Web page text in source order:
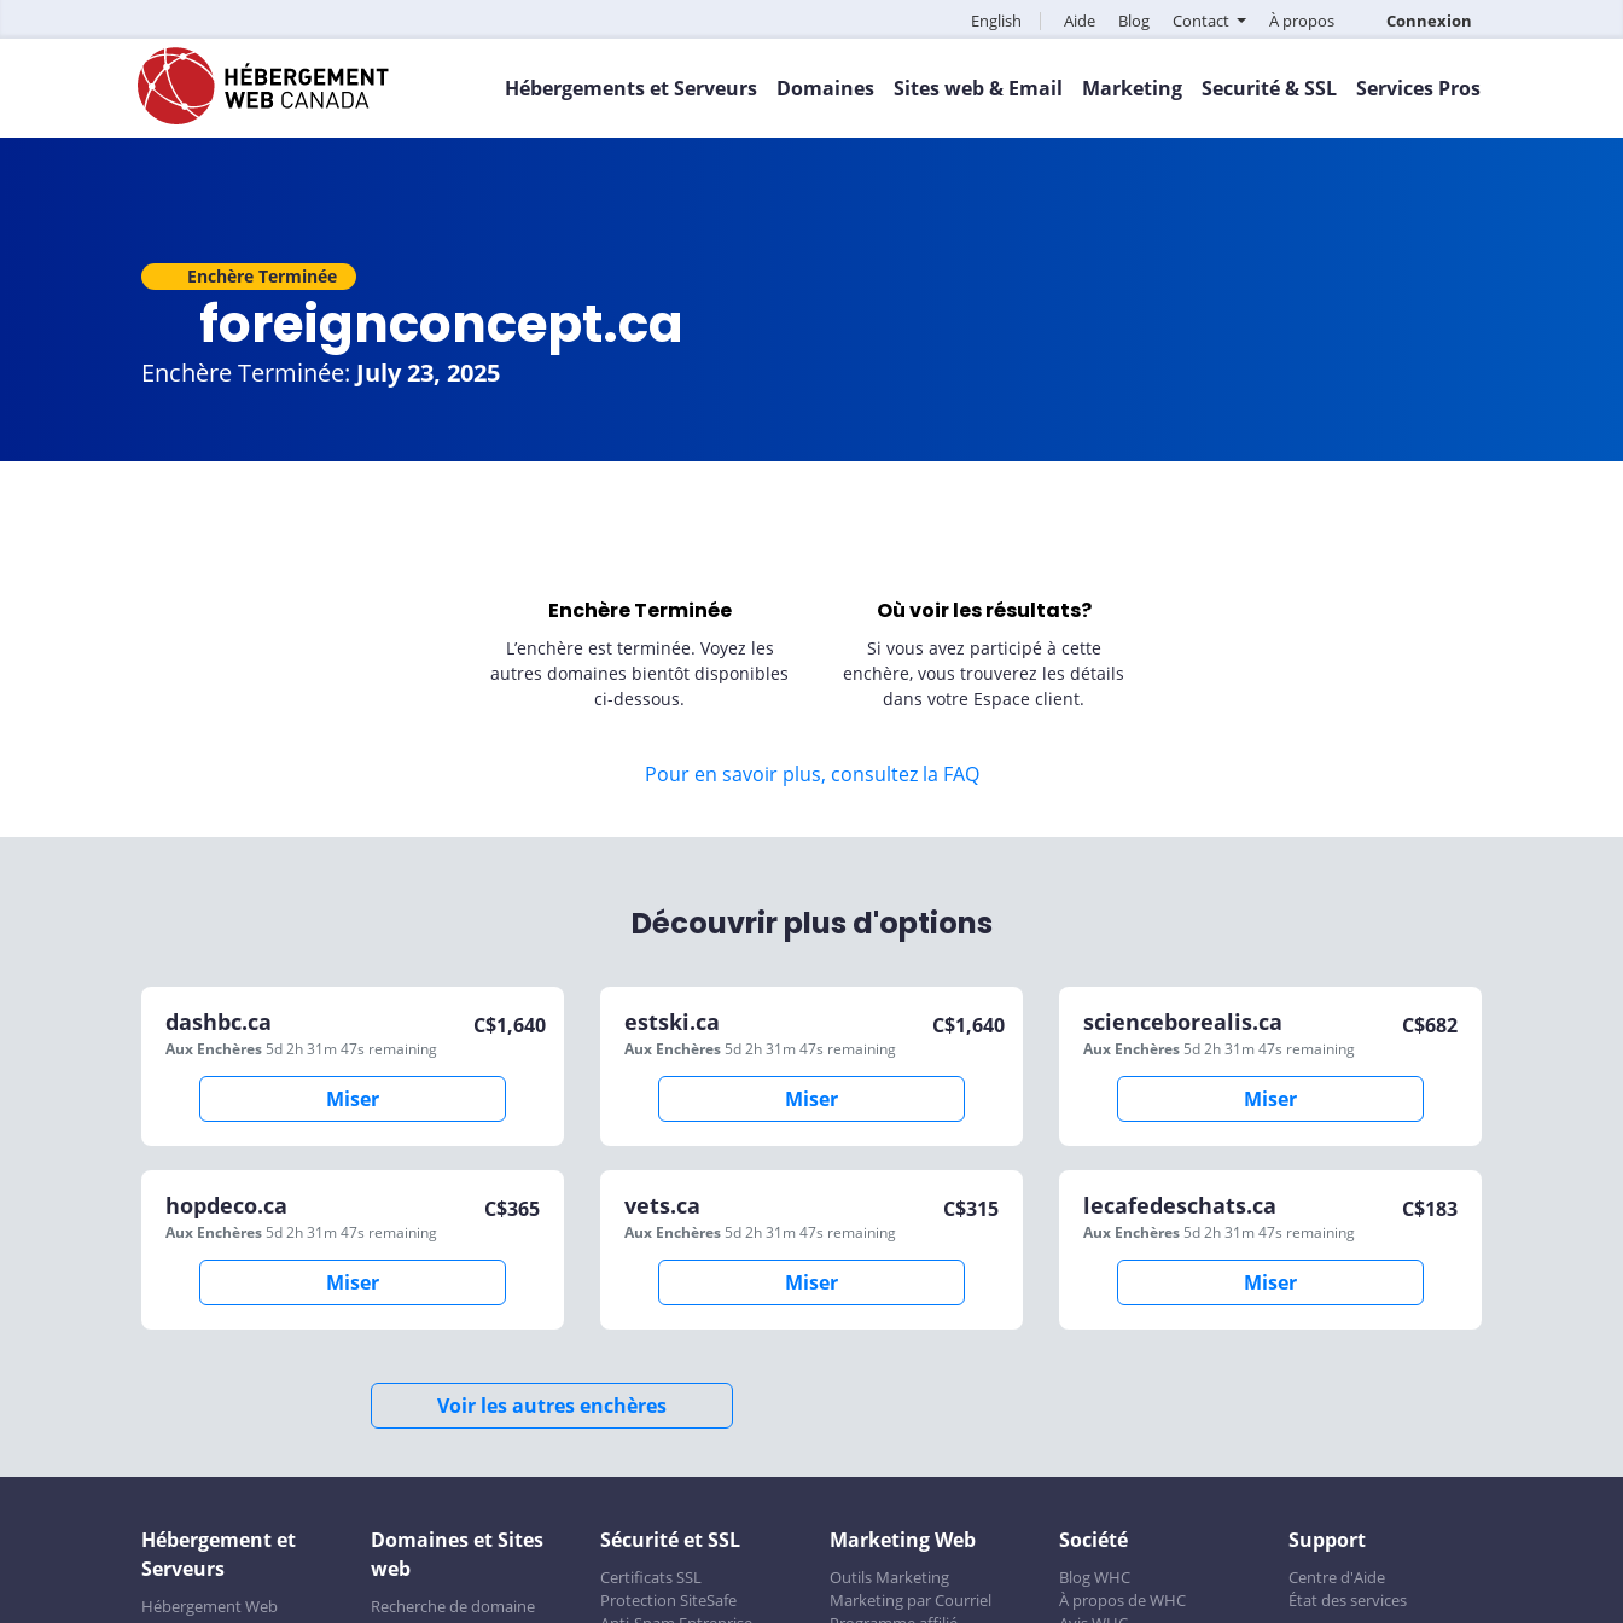
English Aide Blog Contact À propos Connexion
Hébergements et Serveurs Domaines Sites web & Email Marketing Securité & SSL Services Pros
Enchère Terminée
foreignconcept.ca
Enchère Terminée: July 23, 2025
Enchère Terminée
L’enchère est terminée. Voyez les
autres domaines bientôt disponibles
ci-dessous.
Où voir les résultats?
Si vous avez participé à cette
enchère, vous trouverez les détails
dans votre Espace client.
Pour en savoir plus, consultez la FAQ
Découvrir plus d'options
dashbc.ca
Aux Enchères 5d 2h 31m 47s remaining
C$1,640
Miser
estski.ca
Aux Enchères 5d 2h 31m 47s remaining
C$1,640
Miser
scienceborealis.ca
Aux Enchères 5d 2h 31m 47s remaining
C$682
Miser
hopdeco.ca
Aux Enchères 5d 2h 31m 47s remaining
C$365
Miser
vets.ca
Aux Enchères 5d 2h 31m 47s remaining
C$315
Miser
lecafedeschats.ca
Aux Enchères 5d 2h 31m 47s remaining
C$183
Miser
Voir les autres enchères
Hébergement et
Serveurs
Hébergement Web
Domaines et Sites
web
Recherche de domaine
Sécurité et SSL
Certificats SSL
Protection SiteSafe
Marketing Web
Outils Marketing
Marketing par Courriel
Société
Blog WHC
À propos de WHC
Support
Centre d'Aide
État des services